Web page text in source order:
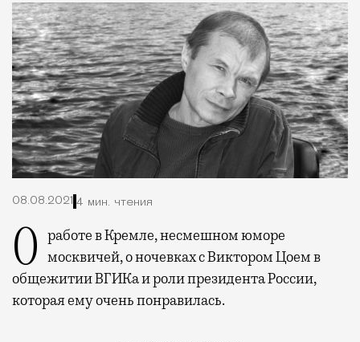
08.08.2021 4 мин. чтения
О работе в Кремле, несмешном юморе москвичей, о ночевках с Виктором Цоем в
общежитии ВГИКа и роли президента России,
которая ему очень понравилась.